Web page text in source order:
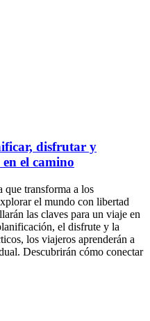
disfrutar y
el camino
que transforma a los
el mundo con libertad
las claves para un viaje en
el disfrute y la
los viajeros aprenderán a
Descubrirán cómo conectar